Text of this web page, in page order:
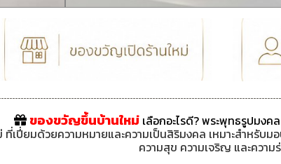
ของขวัญขึ้นบ้านใหม่ เลือกอะไรดี? พระพุทธรูปมง
ปี่ยมด้วยความหมายและความเป็นสิริมงคล เหมาะสำหรับ
ความสุข ความเจริญ และความ